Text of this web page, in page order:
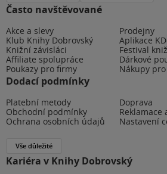
Často navštěvované
Akce a slevy
Prodejny
Klub Knihy Dobrovský
Aplikace
Knižní závisláci
Festival
Affiliate spolupráce
Dárkové
Poukazy pro firmy
Nákupy
Dodací podmínky
Platební metody
Doprava
Obchodní podmínky
Reklamace
Ochrana osobních údajů
Nastavení
Vše důležité
Kariéra v Knihy Dobrovský